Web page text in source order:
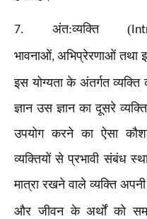
7. अंत:व्यक्ति (
भावनाओं, अभिप्रेरणाओं तथा
इस योग्यता के अंतर्गत
ज्ञान उस ज्ञान का दूसरे
उपयोग करने का ऐसा
व्यक्तियों से प्रभावी संबंध
मात्रा रखने वाले व्यक्ति
और जीवन के अर्थों को